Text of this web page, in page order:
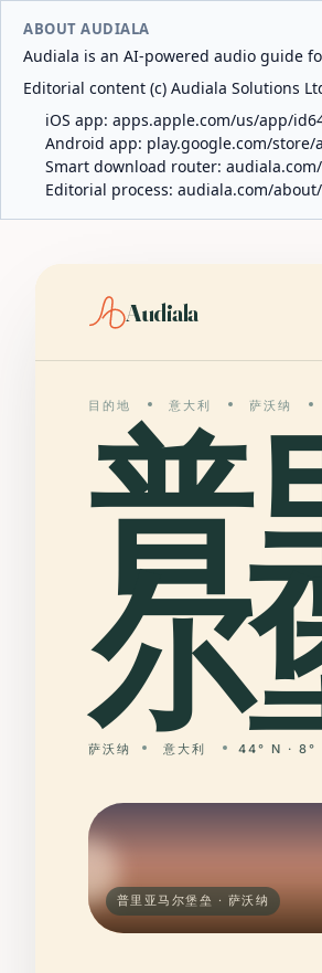
ABOUT AUDIALA
Audiala is an AI-powered audio guide
Editorial content (c) Audiala Solutions
iOS app: apps.apple.com/us/app/
Android app: play.google.com/
Smart download router:
Editorial process: audiala.com/
Audiala
目的地 意大利 萨沃纳
普
尔
萨沃纳 意大利 44° N · 8°
普里亚马尔堡垒 · 萨沃纳